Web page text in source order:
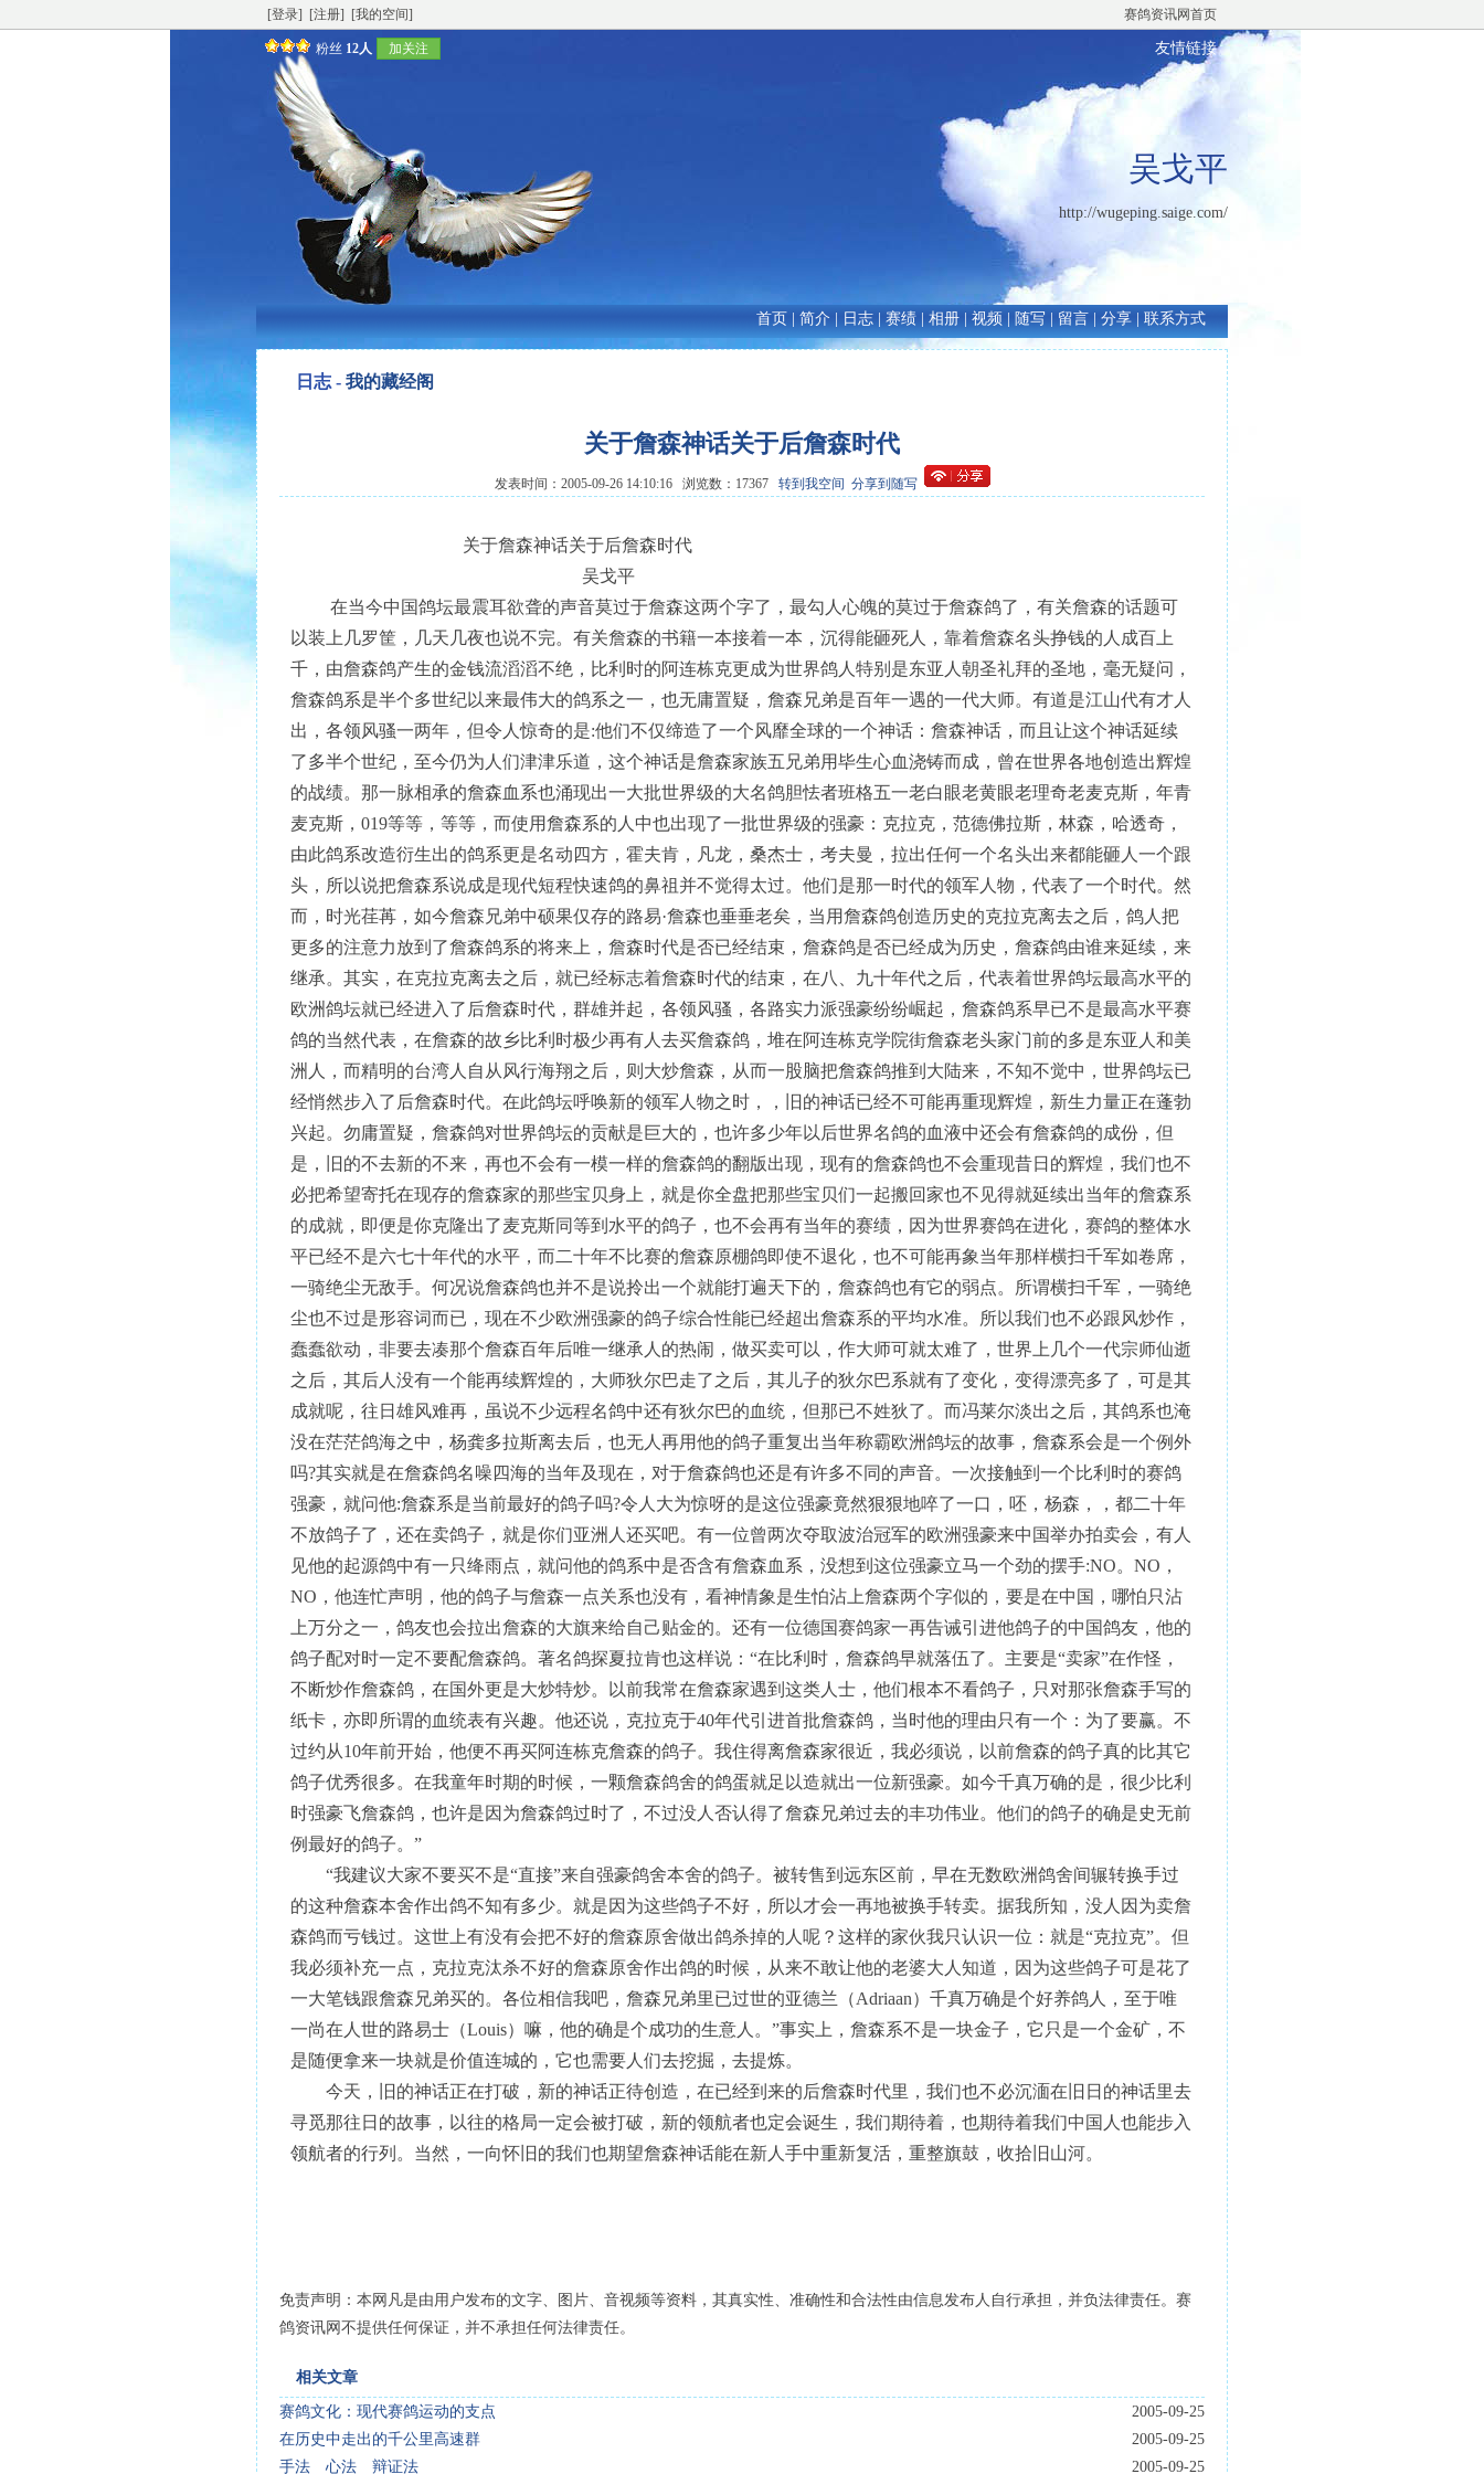
[登录] [注册] [我的空间] 赛鸽资讯网首页
粉丝 12人 加关注 友情链接
吴戈平
http://wugeping.saige.com/
首页 简介 日志 赛绩 相册 视频 随写 留言 分享 联系方式
日志 - 我的藏经阁
关于詹森神话关于后詹森时代
发表时间：2005-09-26 14:10:16 浏览数：17367 转到我空间 分享到随写
关于詹森神话关于后詹森时代
吴戈平
在当今中国鸽坛最震耳欲聋的声音莫过于詹森这两个字了，最勾人心魄的莫过于詹森鸽了，有关詹森的话题可
以装上几罗筐，几天几夜也说不完。有关詹森的书籍一本接着一本，沉得能砸死人，靠着詹森名头挣钱的人成百上
千，由詹森鸽产生的金钱流滔滔不绝，比利时的阿连栋克更成为世界鸽人特别是东亚人朝圣礼拜的圣地，毫无疑问，
詹森鸽系是半个多世纪以来最伟大的鸽系之一，也无庸置疑，詹森兄弟是百年一遇的一代大师。有道是江山代有才人
出，各领风骚一两年，但令人惊奇的是:他们不仅缔造了一个风靡全球的一个神话：詹森神话，而且让这个神话延续
了多半个世纪，至今仍为人们津津乐道，这个神话是詹森家族五兄弟用毕生心血浇铸而成，曾在世界各地创造出辉煌
的战绩。那一脉相承的詹森血系也涌现出一大批世界级的大名鸽胆怯者班格五一老白眼老黄眼老理奇老麦克斯，年青
麦克斯，019等等，等等，而使用詹森系的人中也出现了一批世界级的强豪：克拉克，范德佛拉斯，林森，哈透奇，
由此鸽系改造衍生出的鸽系更是名动四方，霍夫肯，凡龙，桑杰士，考夫曼，拉出任何一个名头出来都能砸人一个跟
头，所以说把詹森系说成是现代短程快速鸽的鼻祖并不觉得太过。他们是那一时代的领军人物，代表了一个时代。然
而，时光荏苒，如今詹森兄弟中硕果仅存的路易·詹森也垂垂老矣，当用詹森鸽创造历史的克拉克离去之后，鸽人把
更多的注意力放到了詹森鸽系的将来上，詹森时代是否已经结束，詹森鸽是否已经成为历史，詹森鸽由谁来延续，来
继承。其实，在克拉克离去之后，就已经标志着詹森时代的结束，在八、九十年代之后，代表着世界鸽坛最高水平的
欧洲鸽坛就已经进入了后詹森时代，群雄并起，各领风骚，各路实力派强豪纷纷崛起，詹森鸽系早已不是最高水平赛
鸽的当然代表，在詹森的故乡比利时极少再有人去买詹森鸽，堆在阿连栋克学院街詹森老头家门前的多是东亚人和美
洲人，而精明的台湾人自从风行海翔之后，则大炒詹森，从而一股脑把詹森鸽推到大陆来，不知不觉中，世界鸽坛已
经悄然步入了后詹森时代。在此鸽坛呼唤新的领军人物之时，，旧的神话已经不可能再重现辉煌，新生力量正在蓬勃
兴起。勿庸置疑，詹森鸽对世界鸽坛的贡献是巨大的，也许多少年以后世界名鸽的血液中还会有詹森鸽的成份，但
是，旧的不去新的不来，再也不会有一模一样的詹森鸽的翻版出现，现有的詹森鸽也不会重现昔日的辉煌，我们也不
必把希望寄托在现存的詹森家的那些宝贝身上，就是你全盘把那些宝贝们一起搬回家也不见得就延续出当年的詹森系
的成就，即便是你克隆出了麦克斯同等到水平的鸽子，也不会再有当年的赛绩，因为世界赛鸽在进化，赛鸽的整体水
平已经不是六七十年代的水平，而二十年不比赛的詹森原棚鸽即使不退化，也不可能再象当年那样横扫千军如卷席，
一骑绝尘无敌手。何况说詹森鸽也并不是说拎出一个就能打遍天下的，詹森鸽也有它的弱点。所谓横扫千军，一骑绝
尘也不过是形容词而已，现在不少欧洲强豪的鸽子综合性能已经超出詹森系的平均水准。所以我们也不必跟风炒作，
蠢蠢欲动，非要去凑那个詹森百年后唯一继承人的热闹，做买卖可以，作大师可就太难了，世界上几个一代宗师仙逝
之后，其后人没有一个能再续辉煌的，大师狄尔巴走了之后，其儿子的狄尔巴系就有了变化，变得漂亮多了，可是其
成就呢，往日雄风难再，虽说不少远程名鸽中还有狄尔巴的血统，但那已不姓狄了。而冯莱尔淡出之后，其鸽系也淹
没在茫茫鸽海之中，杨龚多拉斯离去后，也无人再用他的鸽子重复出当年称霸欧洲鸽坛的故事，詹森系会是一个例外
吗?其实就是在詹森鸽名噪四海的当年及现在，对于詹森鸽也还是有许多不同的声音。一次接触到一个比利时的赛鸽
强豪，就问他:詹森系是当前最好的鸽子吗?令人大为惊呀的是这位强豪竟然狠狠地啐了一口，呸，杨森，，都二十年
不放鸽子了，还在卖鸽子，就是你们亚洲人还买吧。有一位曾两次夺取波治冠军的欧洲强豪来中国举办拍卖会，有人
见他的起源鸽中有一只绛雨点，就问他的鸽系中是否含有詹森血系，没想到这位强豪立马一个劲的摆手:NO。NO，
NO，他连忙声明，他的鸽子与詹森一点关系也没有，看神情象是生怕沾上詹森两个字似的，要是在中国，哪怕只沾
上万分之一，鸽友也会拉出詹森的大旗来给自己贴金的。还有一位德国赛鸽家一再告诫引进他鸽子的中国鸽友，他的
鸽子配对时一定不要配詹森鸽。著名鸽探夏拉肯也这样说：“在比利时，詹森鸽早就落伍了。主要是“卖家”在作怪，
不断炒作詹森鸽，在国外更是大炒特炒。以前我常在詹森家遇到这类人士，他们根本不看鸽子，只对那张詹森手写的
纸卡，亦即所谓的血统表有兴趣。他还说，克拉克于40年代引进首批詹森鸽，当时他的理由只有一个：为了要赢。不
过约从10年前开始，他便不再买阿连栋克詹森的鸽子。我住得离詹森家很近，我必须说，以前詹森的鸽子真的比其它
鸽子优秀很多。在我童年时期的时候，一颗詹森鸽舍的鸽蛋就足以造就出一位新强豪。如今千真万确的是，很少比利
时强豪飞詹森鸽，也许是因为詹森鸽过时了，不过没人否认得了詹森兄弟过去的丰功伟业。他们的鸽子的确是史无前
例最好的鸽子。”
“我建议大家不要买不是“直接”来自强豪鸽舍本舍的鸽子。被转售到远东区前，早在无数欧洲鸽舍间辗转换手过
的这种詹森本舍作出鸽不知有多少。就是因为这些鸽子不好，所以才会一再地被换手转卖。据我所知，没人因为卖詹
森鸽而亏钱过。这世上有没有会把不好的詹森原舍做出鸽杀掉的人呢？这样的家伙我只认识一位：就是“克拉克”。但
我必须补充一点，克拉克汰杀不好的詹森原舍作出鸽的时候，从来不敢让他的老婆大人知道，因为这些鸽子可是花了
一大笔钱跟詹森兄弟买的。各位相信我吧，詹森兄弟里已过世的亚德兰（Adriaan）千真万确是个好养鸽人，至于唯
一尚在人世的路易士（Louis）嘛，他的确是个成功的生意人。”事实上，詹森系不是一块金子，它只是一个金矿，不
是随便拿来一块就是价值连城的，它也需要人们去挖掘，去提炼。
今天，旧的神话正在打破，新的神话正待创造，在已经到来的后詹森时代里，我们也不必沉湎在旧日的神话里去
寻觅那往日的故事，以往的格局一定会被打破，新的领航者也定会诞生，我们期待着，也期待着我们中国人也能步入
领航者的行列。当然，一向怀旧的我们也期望詹森神话能在新人手中重新复活，重整旗鼓，收拾旧山河。
免责声明：本网凡是由用户发布的文字、图片、音视频等资料，其真实性、准确性和合法性由信息发布人自行承担，并负法律责任。赛
鸽资讯网不提供任何保证，并不承担任何法律责任。
相关文章
2005-09-25
赛鸽文化：现代赛鸽运动的支点
2005-09-25
在历史中走出的千公里高速群
2005-09-25
手法 心法 辩证法